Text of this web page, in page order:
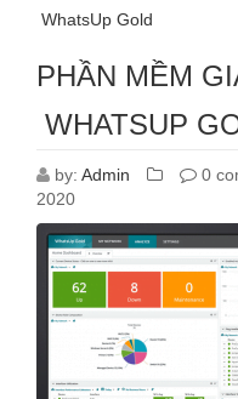
WhatsUp Gold
PHẦN MỀM
WHATSUP
by: Admin 0
2020